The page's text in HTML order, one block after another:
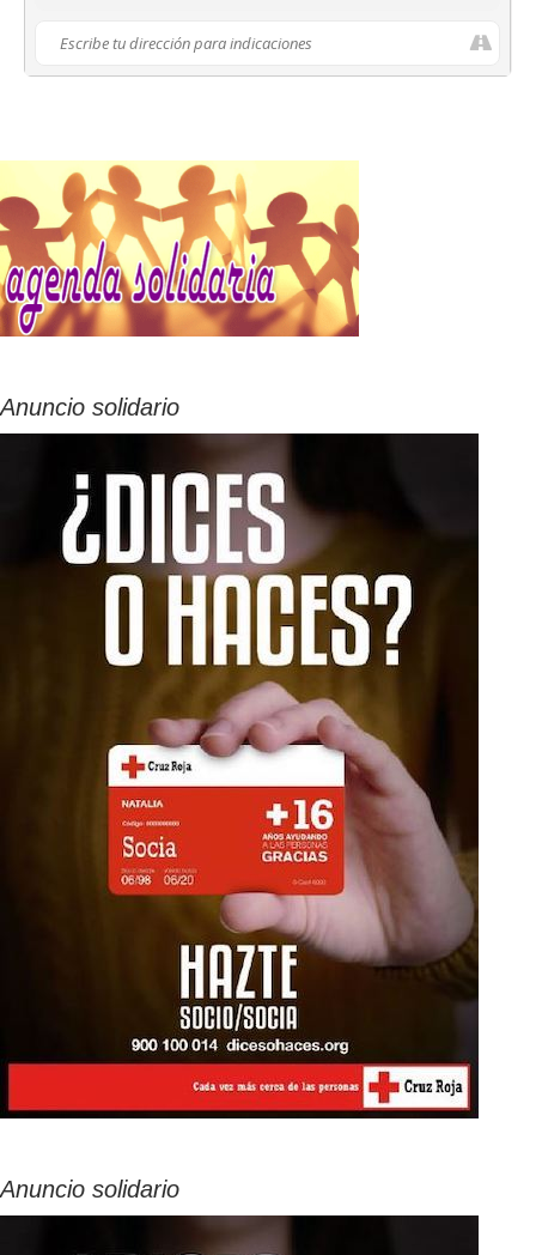
Anuncio solidario
Anuncio solidario